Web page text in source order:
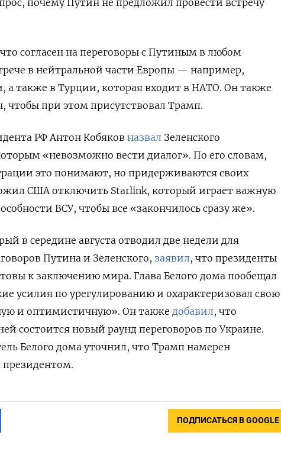
согласен на переговоры с Путиным в любом
в нейтральной части Европы — например,
также в Турции, которая входит в НАТО. Он также
чтобы при этом присутствовал Трамп.
РФ Антон Кобяков назвал Зеленского
«невозможно вести диалог». По его словам,
это понимают, но придерживаются своих
США отключить Starlink, который играет важную
ВСУ, чтобы все «закончилось сразу же».
в середине августа отводил две недели для
Путина и Зеленского, заявил, что президенты
к заключению мира. Глава Белого дома пообещал
усилия по урегулированию и охарактеризовал свою
и оптимистичную». Он также добавил, что
состоится новый раунд переговоров по Украине.
Белого дома уточнил, что Трамп намерен
президентом.
ПОДПИСАТЬСЯ В GOOGLE